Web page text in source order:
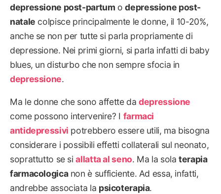
depressione post-partum odepressione post-
natale colpisce principalmente le donne, il 10-20%,
anche se non per tutte si parla propriamente di
depressione. Nei primi giorni, si parla infatti di baby
blues, un disturbo che non sempre sfocia in
depressione.
Ma le donne che sono affette dadepressione
come possono intervenire? I farmaci
antidepressivi potrebbero essere utili, ma bisogna
considerare i possibili effetti collaterali sul neonato,
soprattutto se siallatta al seno. Ma la solaterapia
farmacologicanon è sufficiente. Ad essa, infatti,
andrebbe associata la psicoterapia.